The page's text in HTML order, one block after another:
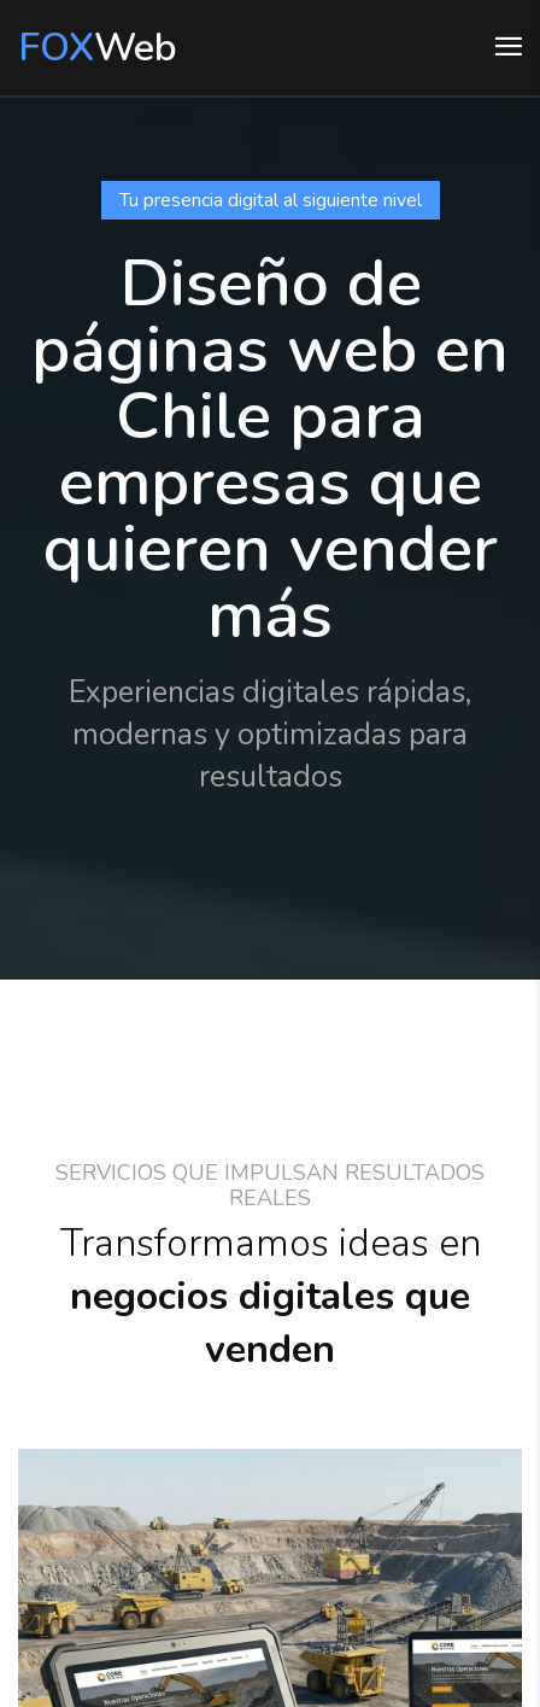
FOXWeb
Tu presencia digital al siguiente nivel
Diseño de
páginas web en
Chile para
empresas que
quieren vender
más
Experiencias digitales rápidas,
modernas y optimizadas para
resultados
SERVICIOS QUE IMPULSAN RESULTADOS
REALES
Transformamos ideas en
negocios digitales que
venden